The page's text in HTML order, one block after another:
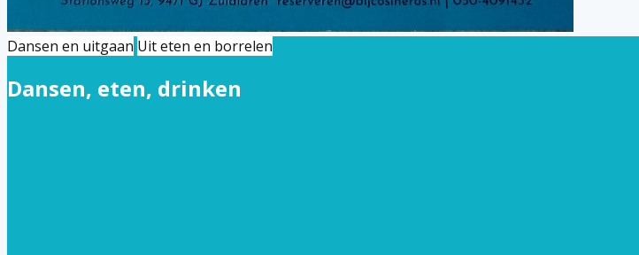
Dansen en uitgaan Uit eten en borrelen
Dansen, eten, drinken